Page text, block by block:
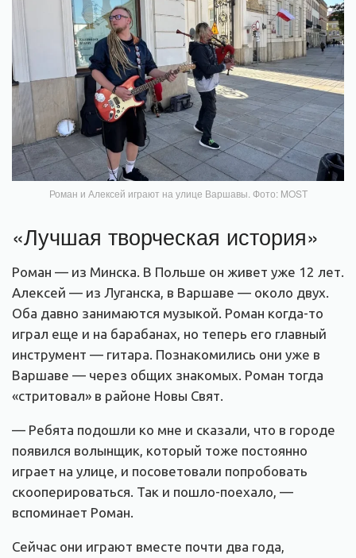
Роман и Алексей играют на улице Варшавы. Фото: MOST
«Лучшая творческая история»
Роман — из Минска. В Польше он живет уже 12 лет.
Алексей — из Луганска, в Варшаве — около двух.
Оба давно занимаются музыкой. Роман когда-то
играл еще и на барабанах, но теперь его главный
инструмент — гитара. Познакомились они уже в
Варшаве — через общих знакомых. Роман тогда
«стритовал» в районе Новы Свят.
— Ребята подошли ко мне и сказали, что в городе
появился волынщик, который тоже постоянно
играет на улице, и посоветовали попробовать
скооперироваться. Так и пошло-поехало, —
вспоминает Роман.
Сейчас они играют вместе почти два года,